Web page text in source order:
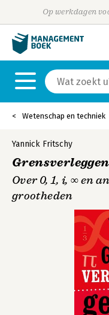
Op werkdagen
Wetenschap en techniek
Yannick Fritschy
Over 0, 1, i, ∞ en
grootheden